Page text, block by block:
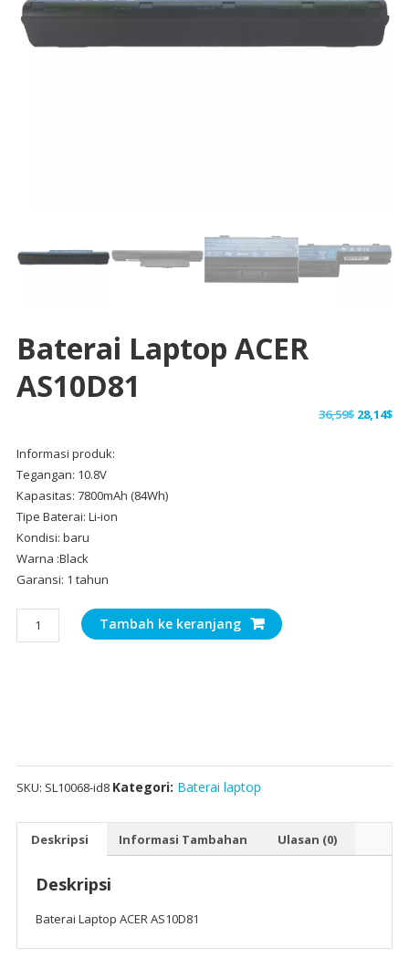
Baterai Laptop ACER
AS10D81
36,59$ Harga
28,14$
Informasi produk:
Tegangan: 10.8V
Kapasitas: 7800mAh (84Wh)
Tipe Baterai: Li-ion
Kondisi: baru
Warna :Black
Garansi: 1 tahun
Kuantitas
Baterai
Tambah ke keranjang
SKU: SL10068-id8 Kategori: Baterai laptop
Deskripsi Informasi Tambahan Ulasan (0)
Deskripsi
Baterai Laptop ACER AS10D81